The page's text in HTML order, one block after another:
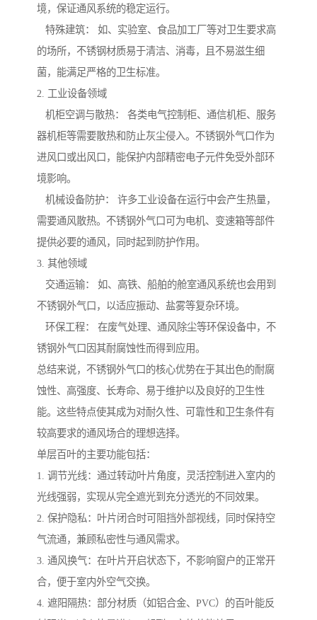
境，保证通风系统的稳定运行。
特殊建筑： 如、实验室、食品加工厂等对卫生要求高
的场所，不锈钢材质易于清洁、消毒，且不易滋生细
菌，能满足严格的卫生标准。
2. 工业设备领域
机柜空调与散热： 各类电气控制柜、通信机柜、服务
器机柜等需要散热和防止灰尘侵入。不锈钢外气口作为
进风口或出风口，能保护内部精密电子元件免受外部环
境影响。
机械设备防护： 许多工业设备在运行中会产生热量，
需要通风散热。不锈钢外气口可为电机、变速箱等部件
提供必要的通风，同时起到防护作用。
3. 其他领域
交通运输： 如、高铁、船舶的舱室通风系统也会用到
不锈钢外气口，以适应振动、盐雾等复杂环境。
环保工程： 在废气处理、通风除尘等环保设备中，不
锈钢外气口因其耐腐蚀性而得到应用。
总结来说，不锈钢外气口的核心优势在于其出色的耐腐
蚀性、高强度、长寿命、易于维护以及良好的卫生性
能。这些特点使其成为对耐久性、可靠性和卫生条件有
较高要求的通风场合的理想选择。
单层百叶的主要功能包括：
1. 调节光线：通过转动叶片角度，灵活控制进入室内的
光线强弱，实现从完全遮光到充分透光的不同效果。
2. 保护隐私：叶片闭合时可阻挡外部视线，同时保持空
气流通，兼顾私密性与通风需求。
3. 通风换气：在叶片开启状态下，不影响窗户的正常开
合，便于室内外空气交换。
4. 遮阳隔热：部分材质（如铝合金、PVC）的百叶能反